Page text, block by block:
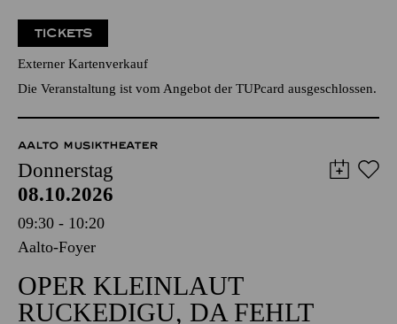
Veranstalter: MSK Events GmbH
TICKETS
Externer Kartenverkauf
Die Veranstaltung ist vom Angebot der TUPcard ausgeschlossen.
AALTO MUSIKTHEATER
Donnerstag
08.10.2026
09:30 - 10:20
Aalto-Foyer